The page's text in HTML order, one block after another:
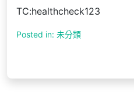
TC:healthcheck123
Posted in: 未分類